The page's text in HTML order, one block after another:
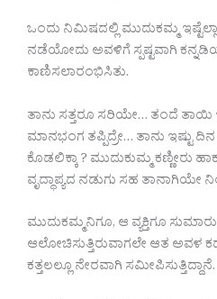
ಒಂದು ನಿಮಿಷದಲ್ಲಿ ಮುದುಕಮ್ಮ
ನಡೆಯೋದು ಅವಳಿಗೆ ಸ್ಪಷ್ಟವಾಗಿ
ಕಾಣಿಸಲಾರಂಭಿಸಿತು.
ತಾನು ಸತ್ತರೂ ಸರಿಯೇ… ತಂದೆ ತಾಯಿ
ಮಾನಭಂಗ ತಪ್ಪಿದ್ರೇ… ತಾನು ಇಷ್ಟು ದಿನ
ಕೊಡಲಿಕ್ಕಾ ? ಮುದುಕುಮ್ಮ ಕಣ್ಣೀರು
ವೃದ್ಧಾಪ್ಯದ ನಡುಗು ಸಹ
ಮುದುಕಮ್ಮನಿಗೂ, ಆ ವ್ಯಕ್ತಿಗೂ
ಆಲೋಚಿಸುತ್ತಿರುವಾಗಲೇ ಆತ ಅವಳ
ಕತ್ತಲಲ್ಲೂ ನೇರವಾಗಿ ಸಮೀಪಿಸುತ್ತಿದ್ದಾನೆ.